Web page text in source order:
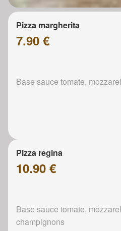
Pizza margherita
7.90 €
Base sauce tomate,
Pizza regina
10.90 €
Base sauce tomate,
champignons